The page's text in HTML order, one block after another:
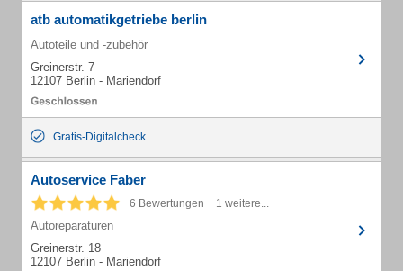
atb automatikgetriebe berlin
Autoteile und -zubehör
Greinerstr. 7
12107 Berlin - Mariendorf
Gratis-Digitalcheck
Autoservice Faber
6 Bewertungen + 1 weitere...
Autoreparaturen
Greinerstr. 18
12107 Berlin - Mariendorf